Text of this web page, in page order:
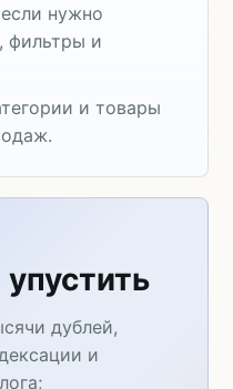
нужно
фильтры и
и товары
дублей,
и